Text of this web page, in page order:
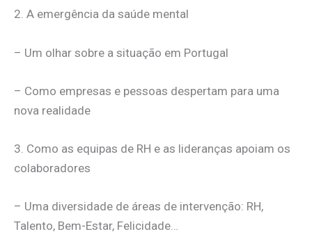
2. A emergência da saúde mental
– Um olhar sobre a situação em Portugal
– Como empresas e pessoas despertam para uma
nova realidade
3. Como as equipas de RH e as lideranças apoiam os
colaboradores
– Uma diversidade de áreas de intervenção: RH,
Talento, Bem-Estar, Felicidade…